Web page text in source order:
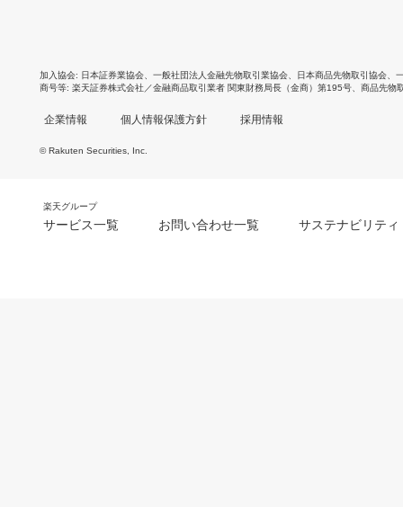
加入協会 日本証券業協会 一般社団法人金融先物取引業協会 日本商品先物取引協会
商号等 楽天証券株式会社／金融商品取引業者 関東財務局長（金商）第195号、商品先物
企業情報 個人情報保護方針 採用情報
© Rakuten Securities, Inc.
楽天グループ
サービス一覧 お問い合わせ一覧 サステナビリティ